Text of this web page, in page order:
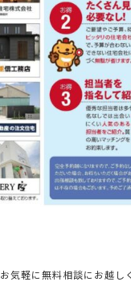
軽に無料相談にお越し